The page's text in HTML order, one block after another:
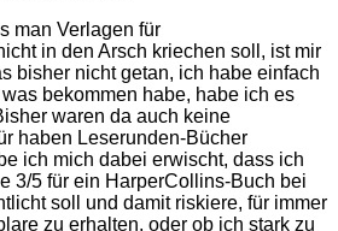
man Verlagen für
in den Arsch kriechen soll, ist mir
bisher nicht getan, ich habe einfach
bekommen habe, habe ich es
waren da auch keine
haben Leserunden-Bücher
ich mich dabei erwischt, dass ich
3/5 für ein HarperCollins-Buch bei
soll und damit riskiere, für immer
zu erhalten, oder ob ich stark zu